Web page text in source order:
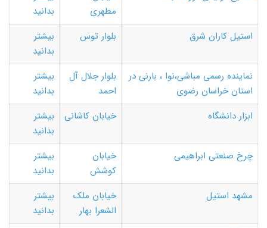
مطهری
بدانید
استیل کاران شرق
بلوار توس
بیشتر
بدانید
نماینده رسمی مباشی،نوا ، بارنی در
استان خراسان رضوی
بلوار جلال آل
احمد
بیشتر
بدانید
ابزار دانشگاه
خیابان کاشانی
بیشتر
بدانید
چرخ صنعتی ابراهیمی
خیابان
کوشش
بیشتر
بدانید
مشهد استیل
خیابان ملک
الشعرا بهار
بیشتر
بدانید